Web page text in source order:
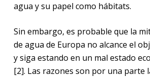
agua y su papel como hábitats.
Sin embargo, es probable que la
de agua de Europa no alcance el
y siga estando en un mal estado
[2]. Las razones son por una parte